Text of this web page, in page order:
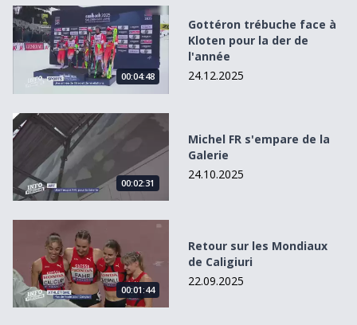
Gottéron trébuche face à Kloten pour la der de
00:04:48
Gottéron trébuche face à
Kloten pour la der de
l'année
24.12.2025
Michel FR s&#039;empare de la Galerie
00:02:31
Michel FR s'empare de la
Galerie
24.10.2025
Retour sur les Mondiaux de Caligiuri
00:01:44
Retour sur les Mondiaux
de Caligiuri
22.09.2025